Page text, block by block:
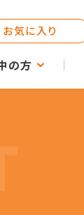
の方
お気に入り